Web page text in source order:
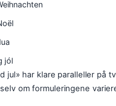
jól
jul» har klare paralleller på
om formuleringene